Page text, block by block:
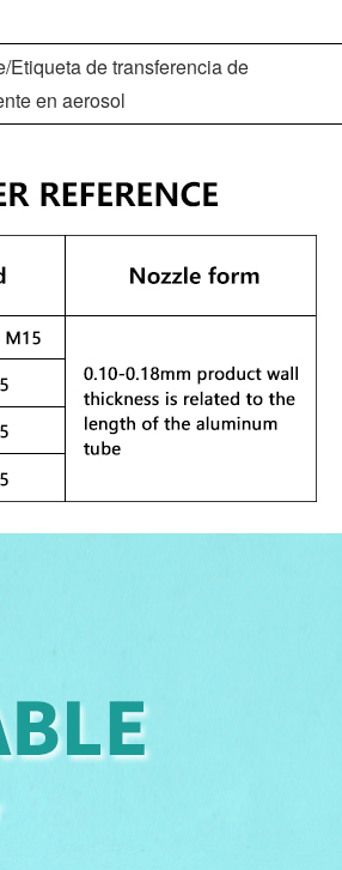
de transferencia de
en aerosol